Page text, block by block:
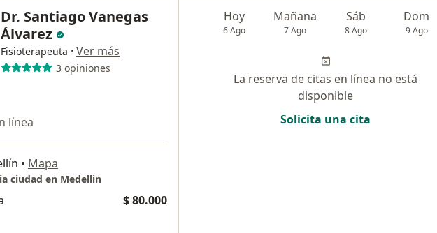
Dr. Santiago Vanegas
Álvarez
Fisioterapeuta · Ver más
3 opiniones
línea
• Mapa
ciudad en Medellin
$ 80.000
Hoy
6 Ago
Mañana
7 Ago
Sáb
8 Ago
Dom
9 Ago
La reserva de citas en línea no está
disponible
Solicita una cita